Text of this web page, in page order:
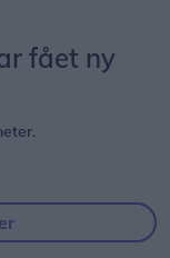
fået ny